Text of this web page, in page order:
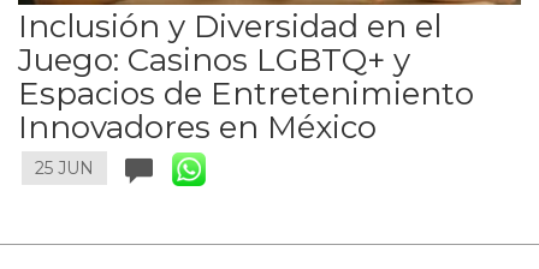
Inclusión y Diversidad en el
Juego: Casinos LGBTQ+ y
Espacios de Entretenimiento
Innovadores en México
25 JUN